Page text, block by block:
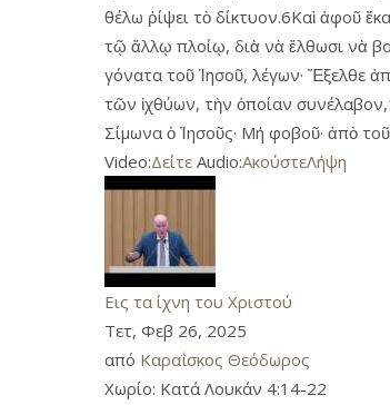
θέλω ῥίψει τὸ δίκτυον.6Καὶ ἀφοῦ
τῷ ἄλλῳ πλοίῳ, διὰ νὰ ἔλθωσι νὰ
γόνατα τοῦ Ἰησοῦ, λέγων· Ἔξελθε
τῶν ἰχθύων, τὴν ὁποίαν
Σίμωνα ὁ Ἰησοῦς· Μή φοβοῦ· ἀπὸ
Video:Δείτε Audio:ΑκούστεΛήψη
Εις τα ίχνη του Χριστού
Τετ, Φεβ 26, 2025
από Καραΐσκος Θεόδωρος
Χωρίο: Κατά Λουκάν 4:14-22